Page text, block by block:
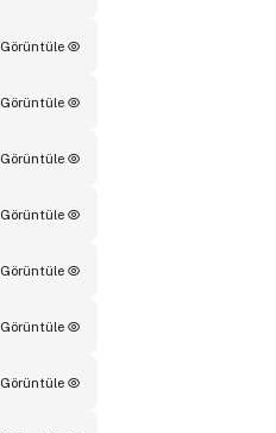
Görüntüle
Görüntüle
Görüntüle
Görüntüle
Görüntüle
Görüntüle
Görüntüle